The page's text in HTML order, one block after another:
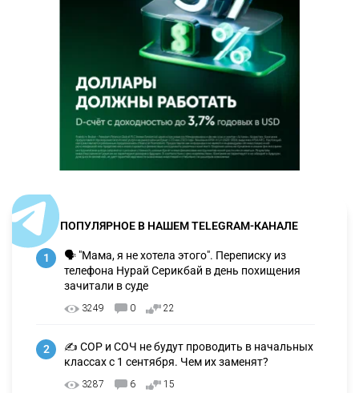
ПОПУЛЯРНОЕ В НАШЕМ TELEGRAM-КАНАЛЕ
1
🗣 "Мама, я не хотела этого". Переписку из
телефона Нурай Серикбай в день похищения
зачитали в суде
3249 0 22
2
✍️ СОР и СОЧ не будут проводить в начальных
классах с 1 сентября. Чем их заменят?
3287 6 15